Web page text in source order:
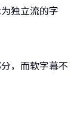
独立流的字
，而软字幕不